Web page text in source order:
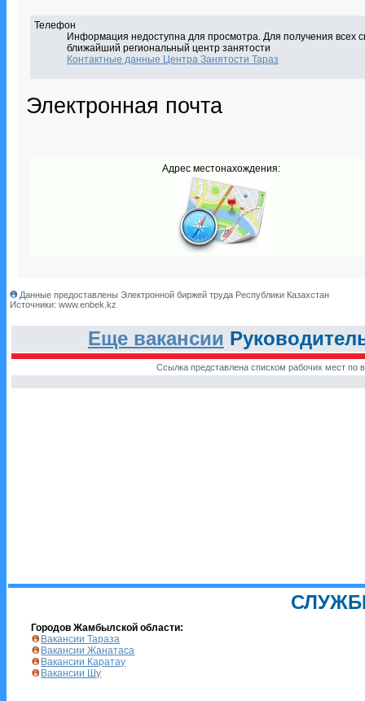
Телефон
Информация недоступна для просмотра. Для получения всех
ближайший региональный центр занятости
Контактные данные Центра Занятости Тараз
Электронная почта
Адрес местонахождения:
Данные предоставлены Электронной биржей труда Республики Казахстан
Источники: www.enbek.kz
Еще вакансии
Ссылка представлена списком рабочих мест по
Городов Жамбылской области:
Вакансии Тараза
Вакансии Жанатаса
Вакансии Каратау
Вакансии Шу